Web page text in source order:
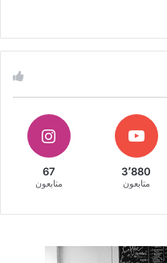
3٬880
متابعون
67
متابعون